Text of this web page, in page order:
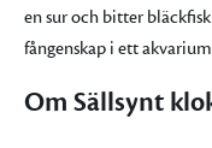
en sur och bitter
fångenskap i ett
Om Sällsynt